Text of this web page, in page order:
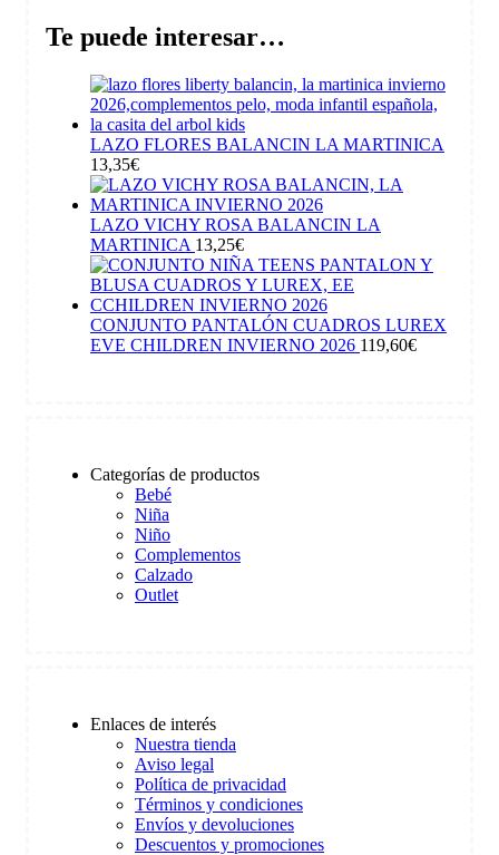
Te puede interesar…
LAZO FLORES BALANCIN LA MARTINICA
13,35€
LAZO VICHY ROSA BALANCIN LA
MARTINICA 13,25€
CONJUNTO PANTALÓN CUADROS LUREX
EVE CHILDREN INVIERNO 2026 119,60€
Categorías de productos
Bebé
Niña
Niño
Complementos
Calzado
Outlet
Enlaces de interés
Nuestra tienda
Aviso legal
Política de privacidad
Términos y condiciones
Envíos y devoluciones
Descuentos y promociones